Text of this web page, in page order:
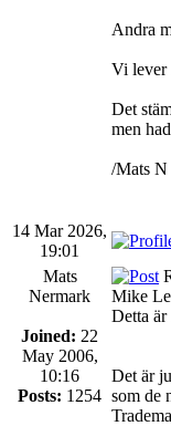
Andra
Vi lever
Det
men
/Mats N
14 Mar 2026,
19:01
Mats
Nermark
Joined: 22
May 2006,
10:16
Posts: 1254
Mike
Detta är
Det är
som de